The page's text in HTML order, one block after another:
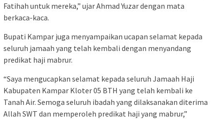
Fatihah untuk mereka,” ujar Ahmad Yuzar dengan mata
berkaca-kaca.
Bupati Kampar juga menyampaikan ucapan selamat kepada
seluruh jamaah yang telah kembali dengan menyandang
predikat haji mabrur.
“Saya mengucapkan selamat kepada seluruh Jamaah Haji
Kabupaten Kampar Kloter 05 BTH yang telah kembali ke
Tanah Air. Semoga seluruh ibadah yang dilaksanakan diterima
Allah SWT dan memperoleh predikat haji yang mabrur,”